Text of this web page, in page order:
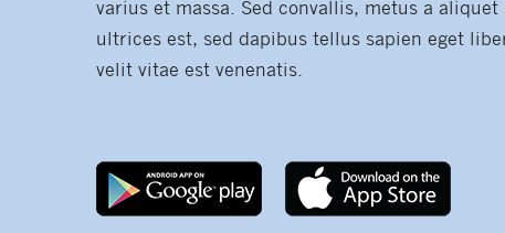
varius et massa. Sed convallis, metus a
ultrices est, sed dapibus tellus sapien eget
velit vitae est venenatis.